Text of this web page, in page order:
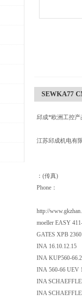
SEWKA77
邱成*欧洲工控
江苏邱成机电有
：(传真)
Phone：
http://
moeller EASY
GATES XPB 2360
INA 16.10.12.15
INA KUP560-
INA 560-66 UEV
INA
INA